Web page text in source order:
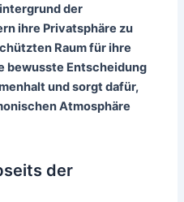
der
ihre Privatsphäre zu
Raum für ihre
bewusste Entscheidung
und sorgt dafür,
Atmosphäre
der